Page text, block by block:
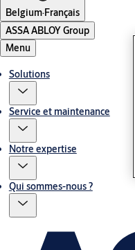
Belgium·Français
ASSA ABLOY Group
Menu
Solutions
Service et maintenance
Notre expertise
Qui sommes-nous ?